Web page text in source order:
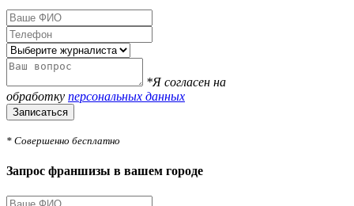
*Я согласен на
обработку персональных данных
Записаться
* Совершенно бесплатно
Запрос франшизы в вашем городе